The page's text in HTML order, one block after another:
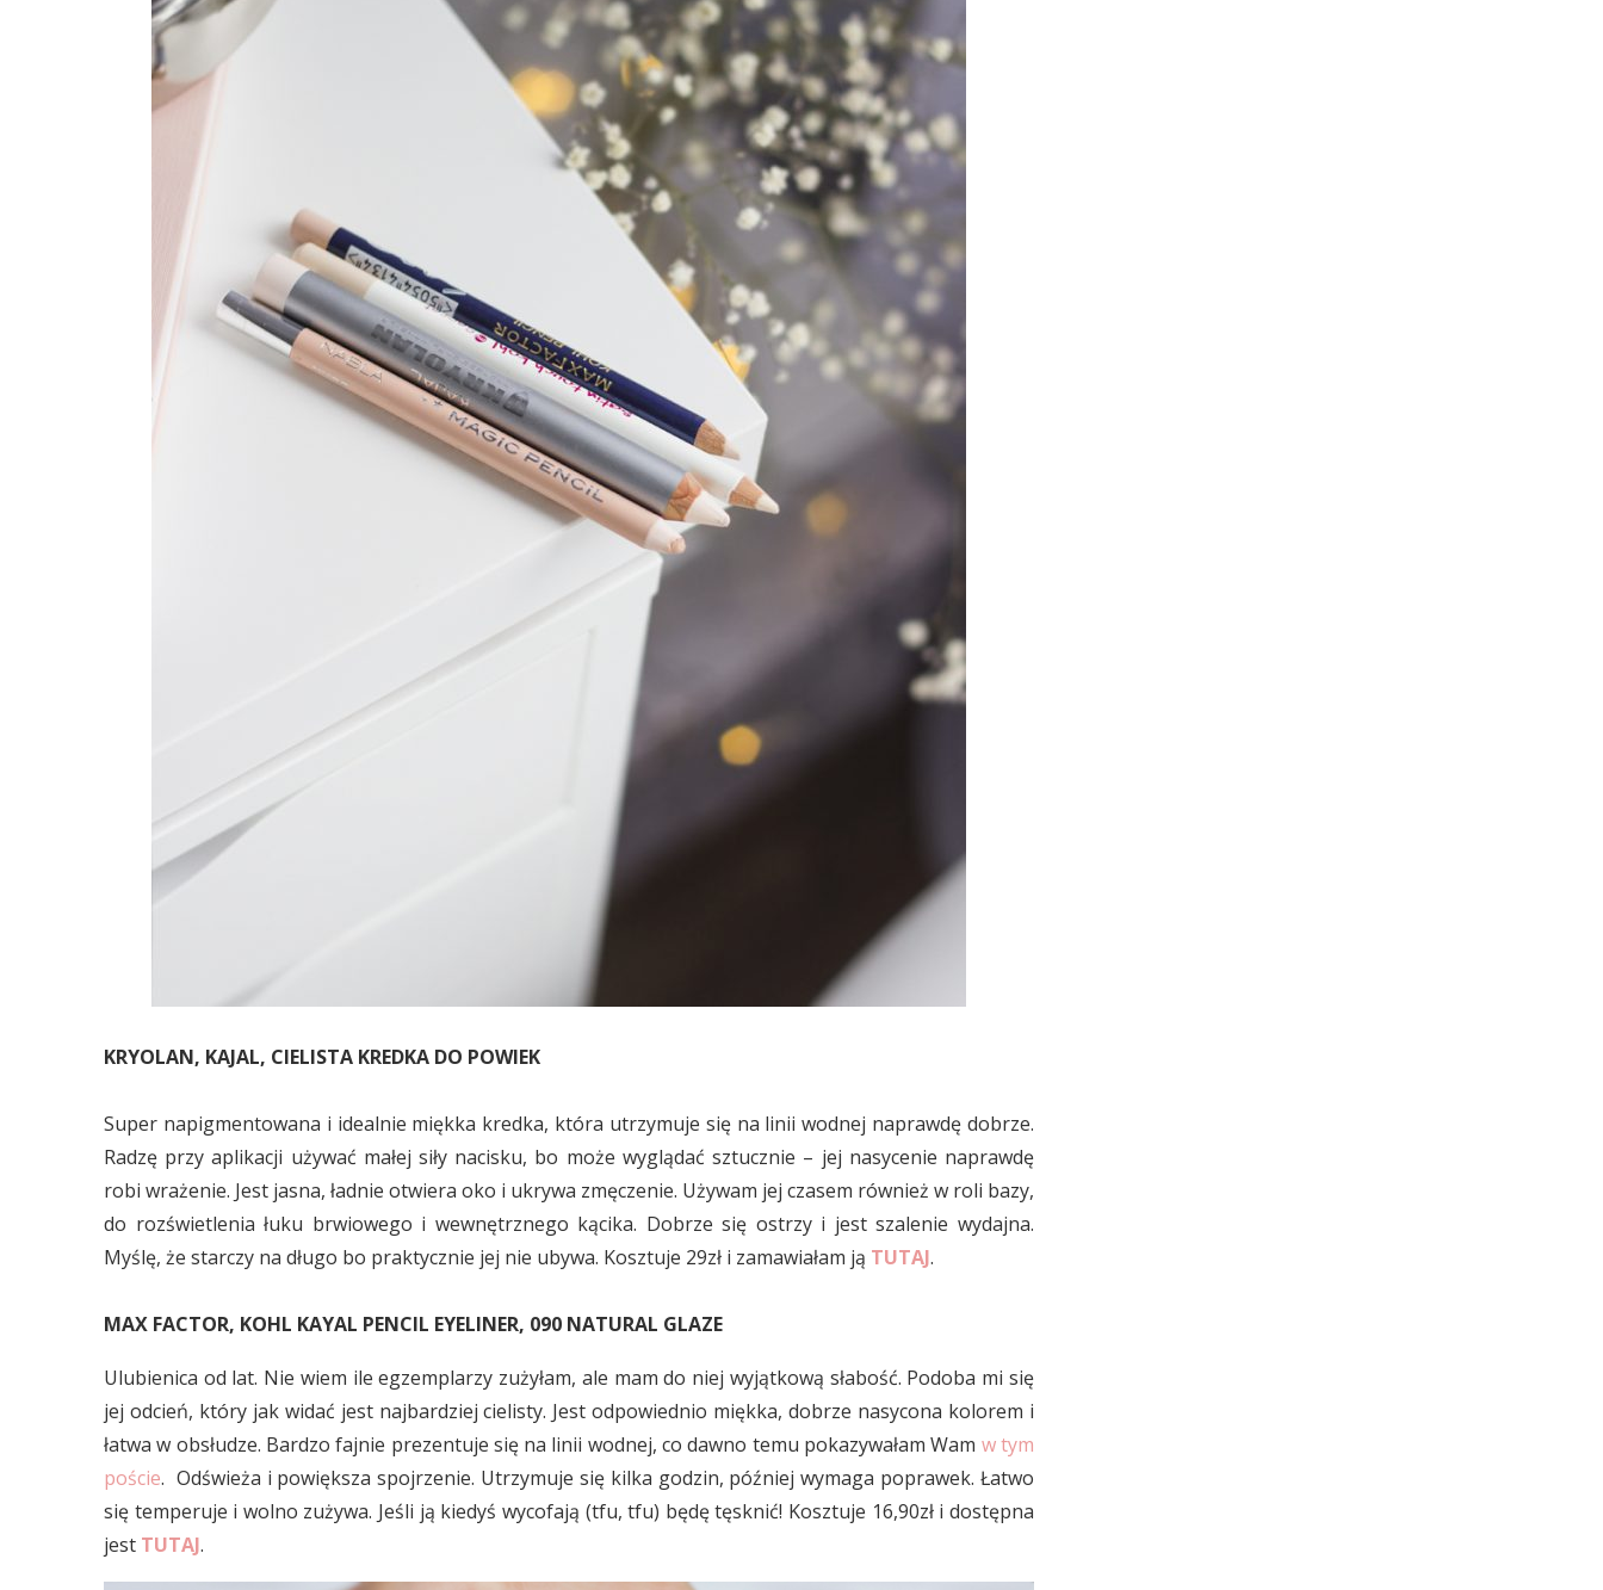
KRYOLAN, KAJAL, CIELISTA KREDKA DO POWIEK
Super napigmentowana i idealnie miękka kredka, która utrzymuje się na linii wodnej naprawdę dobrze.
Radzę przy aplikacji używać małej siły nacisku, bo może wyglądać sztucznie – jej nasycenie naprawdę
robi wrażenie. Jest jasna, ładnie otwiera oko i ukrywa zmęczenie. Używam jej czasem również w roli bazy,
do rozświetlenia łuku brwiowego i wewnętrznego kącika. Dobrze się ostrzy i jest szalenie wydajna.
Myślę, że starczy na długo bo praktycznie jej nie ubywa. Kosztuje 29zł i zamawiałam ją TUTAJ.
MAX FACTOR, KOHL KAYAL PENCIL EYELINER, 090 NATURAL GLAZE
Ulubienica od lat. Nie wiem ile egzemplarzy zużyłam, ale mam do niej wyjątkową słabość. Podoba mi się
jej odcień, który jak widać jest najbardziej cielisty. Jest odpowiednio miękka, dobrze nasycona kolorem i
łatwa w obsłudze. Bardzo fajnie prezentuje się na linii wodnej, co dawno temu pokazywałam Wam w tym
poście. Odświeża i powiększa spojrzenie. Utrzymuje się kilka godzin, później wymaga poprawek. Łatwo
się temperuje i wolno zużywa. Jeśli ją kiedyś wycofają (tfu, tfu) będę tęsknić! Kosztuje 16,90zł i dostępna
jest TUTAJ.